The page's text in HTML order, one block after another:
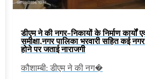
डीएम ने की नगर-निकायों के निर्माण कार्यों
समीक्षा,नगर पालिका भरवारी सहित कई
होने पर जताई नाराजगी
कौशाम्बी: डीएम ने की नग�